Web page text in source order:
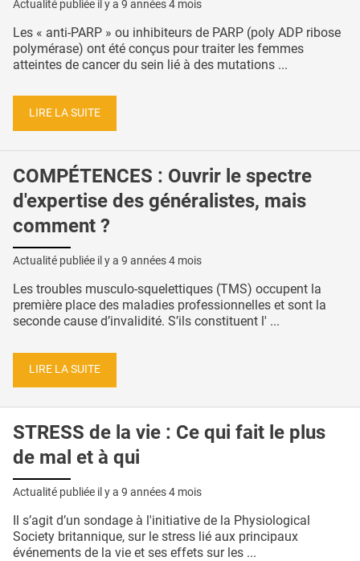
Actualité publiée il y a 9 années 4 mois
Les « anti-PARP » ou inhibiteurs de PARP (poly ADP ribose
polymérase) ont été conçus pour traiter les femmes
atteintes de cancer du sein lié à des mutations ...
LIRE LA SUITE
COMPÉTENCES : Ouvrir le spectre
d'expertise des généralistes, mais
comment ?
Actualité publiée il y a 9 années 4 mois
Les troubles musculo-squelettiques (TMS) occupent la
première place des maladies professionnelles et sont la
seconde cause d’invalidité. S’ils constituent l' ...
LIRE LA SUITE
STRESS de la vie : Ce qui fait le plus
de mal et à qui
Actualité publiée il y a 9 années 4 mois
Il s’agit d’un sondage à l'initiative de la Physiological
Society britannique, sur le stress lié aux principaux
événements de la vie et ses effets sur les ...